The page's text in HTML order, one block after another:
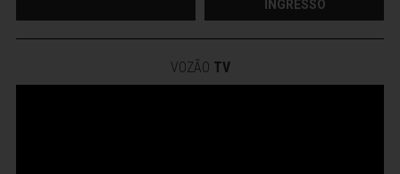
INGRESSO
VOZÃO TV